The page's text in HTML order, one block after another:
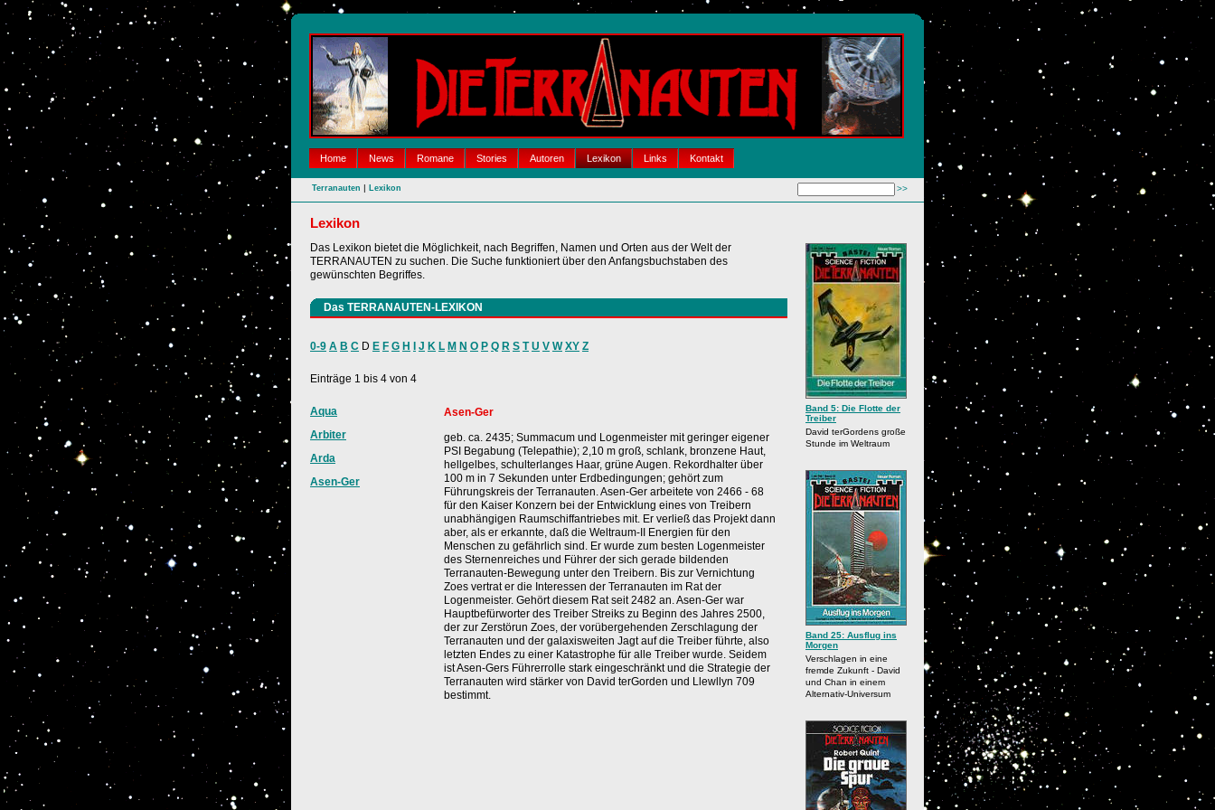
Home News Romane Stories Autoren Lexikon Links Kontakt
Terranauten | Lexikon
Lexikon
Das Lexikon bietet die Möglichkeit, nach Begriffen, Namen und Orten aus der Welt der
TERRANAUTEN zu suchen. Die Suche funktioniert über den Anfangsbuchstaben des
gewünschten Begriffes.
Das TERRANAUTEN-LEXIKON
0-9 A B C D E F G H J K L M N O P Q R S T U V W XY Z
Einträge 1 bis 4 von 4
Aqua
Arbiter
Arda
Asen-Ger
Asen-Ger
geb. ca. 2435; Summacum und Logenmeister mit geringer eigener
PSI Begabung (Telepathie); 2,10 m groß, schlank, bronzene Haut,
hellgelbes, schulterlanges Haar, grüne Augen. Rekordhalter über
100 m in 7 Sekunden unter Erdbedingungen; gehört zum
Führungskreis der Terranauten. Asen-Ger arbeitete von 2466 - 68
für den Kaiser Konzern bei der Entwicklung eines von Treibern
unabhängigen Raumschiffantriebes mit. Er verließ das Projekt dann
aber, als er erkannte, daß die Weltraum-II Energien für den
Menschen zu gefährlich sind. Er wurde zum besten Logenmeister
des Sternenreiches und Führer der sich gerade bildenden
Terranauten-Bewegung unter den Treibern. Bis zur Vernichtung
Zoes vertrat er die Interessen der Terranauten im Rat der
Logenmeister. Gehört diesem Rat seit 2482 an. Asen-Ger war
Hauptbefürworter des Treiber Streiks zu Beginn des Jahres 2500,
der zur Zerstörun Zoes, der vorübergehenden Zerschlagung der
Terranauten und der galaxisweiten Jagt auf die Treiber führte, also
letzten Endes zu einer Katastrophe für alle Treiber wurde. Seidem
ist Asen-Gers Führerrolle stark eingeschränkt und die Strategie der
Terranauten wird stärker von David terGorden und Llewllyn 709
bestimmt.
Band 5: Die Flotte der
Treiber
David terGordens große
Stunde im Weltraum
Band 25: Ausflug ins
Morgen
Verschlagen in eine
fremde Zukunft - David
und Chan in einem
Alternativ-Universum